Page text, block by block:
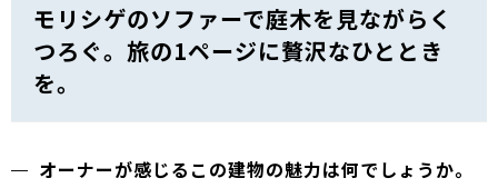
モリシゲのソファーで庭木を見ながらく
つろぐ。旅の1ページに贅沢なひととき
を。
オーナーが感じるこの建物の魅力は何でしょうか。